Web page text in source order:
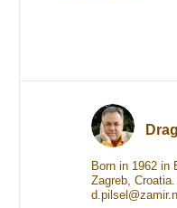
Born in 1962 in
Zagreb,